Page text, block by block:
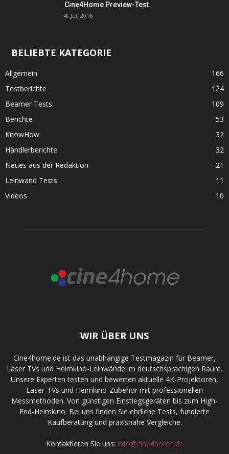
Cine4Home Preview-Test
4. Juli 2016
BELIEBTE KATEGORIE
Allgemein
166
Testberichte
124
Beamer Tests
109
Berichte
53
KnowHow
32
Händlerberichte
32
Neues aus der Redaktion
21
Leinwand Tests
11
Videos
10
WIR ÜBER UNS
Cine4home.de ist das unabhängige Testmagazin für Beamer,
Laser TVs und Heimkino-Leinwände im deutschsprachigen Raum.
Unsere Experten testen und bewerten aktuelle 4K-Projektoren,
Laser-TVs und Heimkino-Zubehör mit professionellen
Messmethoden. Von günstigen Einstiegsgeräten bis zum High-
End-Heimkino: Bei uns finden Sie ehrliche Tests, fundierte
Kaufberatung und praxisnahe Vergleiche.
Kontaktieren Sie uns: info@cine4home.de